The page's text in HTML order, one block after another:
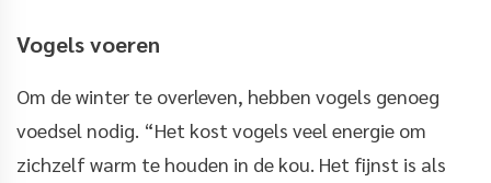
Vogels voeren
Om de winter te overleven, hebben vogels genoeg
voedsel nodig. “Het kost vogels veel energie om
zichzelf warm te houden in de kou. Het fijnst is als